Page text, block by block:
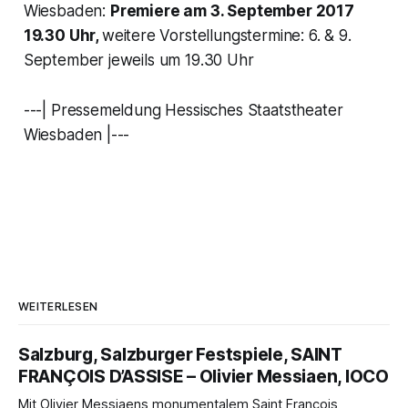
Wiesbaden: Premiere am 3. September 2017
19.30 Uhr,weitere Vorstellungstermine: 6. & 9.
September jeweils um 19.30 Uhr
---| Pressemeldung Hessisches Staatstheater
Wiesbaden |---
WEITERLESEN
Salzburg, Salzburger Festspiele, SAINT
FRANÇOIS D’ASSISE – Olivier Messiaen, IOCO
Mit Olivier Messiaens monumentalem Saint François